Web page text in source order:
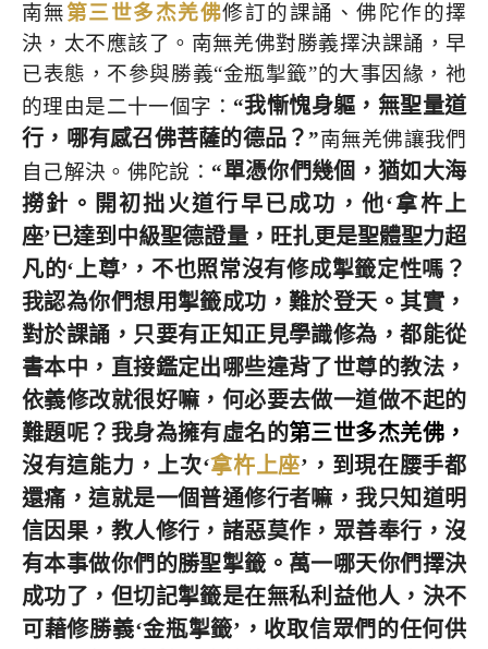
南無第三世多杰羌佛修訂的課誦、佛陀作的擇
決，太不應該了。南無羌佛對勝義擇決課誦，早
已表態，不參與勝義“金瓶掣籤”的大事因緣，祂
的理由是二十一個字： “我慚愧身軀，無聖量道
行，哪有感召佛菩薩的德品？”南無羌佛讓我們
自己解決。佛陀說： “單憑你們幾個，猶如大海
撈針。開初拙火道行早已成功，他‘拿杵上
座’已達到中級聖德證量，旺扎更是聖體聖力超
凡的‘上尊’，不也照常沒有修成掣籤定性嗎？
我認為你們想用掣籤成功，難於登天。其實，
對於課誦，只要有正知正見學識修為，都能從
書本中，直接鑑定出哪些違背了世尊的教法，
依義修改就很好嘛，何必要去做一道做不起的
難題呢？我身為擁有虛名的第三世多杰羌佛，
沒有這能力，上次‘拿杵上座’，到現在腰手都
還痛，這就是一個普通修行者嘛，我只知道明
信因果，教人修行，諸惡莫作，眾善奉行，沒
有本事做你們的勝聖掣籤。萬一哪天你們擇決
成功了，但切記掣籤是在無私利益他人，決不
可藉修勝義‘金瓶掣籤’，收取信眾們的任何供